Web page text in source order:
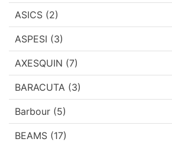
ASICS (2)
ASPESI (3)
AXESQUIN (7)
BARACUTA (3)
Barbour (5)
BEAMS (17)